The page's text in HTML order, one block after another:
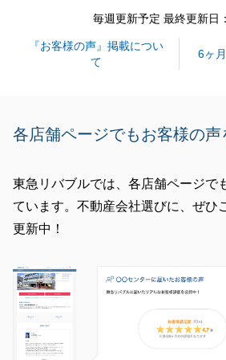
毎週更新予定 最終更新日
『お客様の声』掲載につい
て
6ヶ
各店舗ページでもお客様の声
東急リバブルでは、各店舗ページで
ています。不動産会社選びに、ぜひ
更新中！